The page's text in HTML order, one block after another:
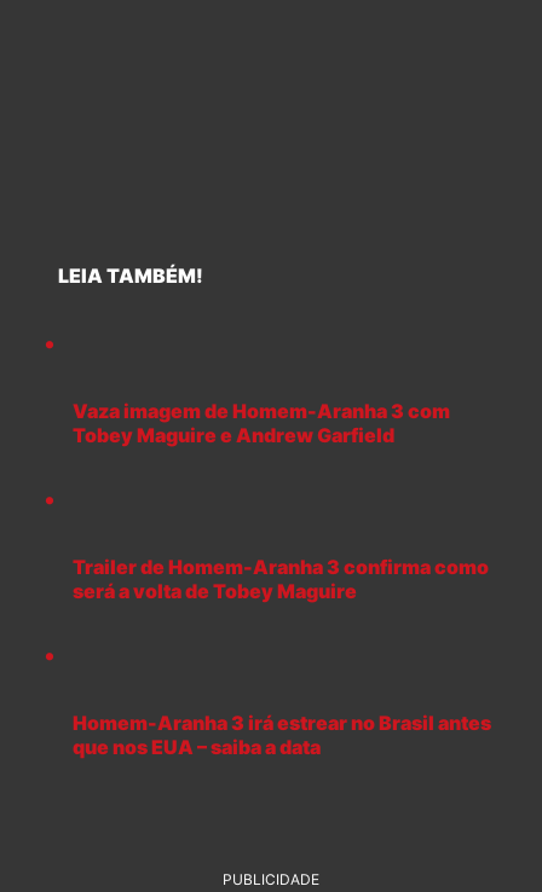
LEIA TAMBÉM!
Vaza imagem de Homem-Aranha 3 com
Tobey Maguire e Andrew Garfield
Trailer de Homem-Aranha 3 confirma como
será a volta de Tobey Maguire
Homem-Aranha 3 irá estrear no Brasil antes
que nos EUA – saiba a data
PUBLICIDADE